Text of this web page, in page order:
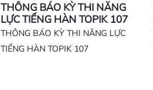
THÔNG BÁO KỲ THI NĂNG
LỰC TIẾNG HÀN TOPIK 107
THÔNG BÁO KỲ THI NĂNG LỰC
TIẾNG HÀN TOPIK 107